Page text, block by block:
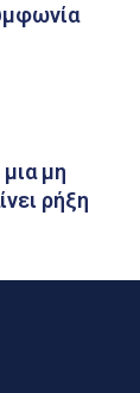
μη
ρήξη